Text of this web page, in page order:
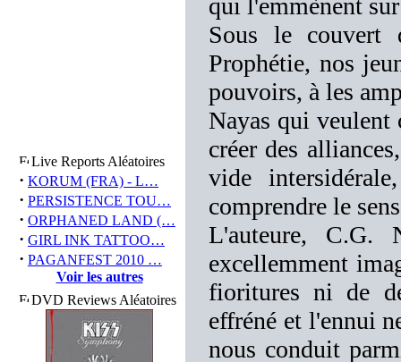
Live Reports Aléatoires
· KORUM (FRA) - L…
· PERSISTENCE TOU…
· ORPHANED LAND (…
· GIRL INK TATTOO…
· PAGANFEST 2010 …
Voir les autres
DVD Reviews Aléatoires
qui l'emmènent
Sous le couvert
Prophétie, nos
pouvoirs, à les
Nayas qui veulent
créer des
vide
comprendre le
L'auteure, C.G.
excellemment
fioritures ni de
effréné et l'ennui
nous conduit